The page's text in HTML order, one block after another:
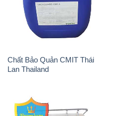
Chất Bảo Quản CMIT Thái
Lan Thailand